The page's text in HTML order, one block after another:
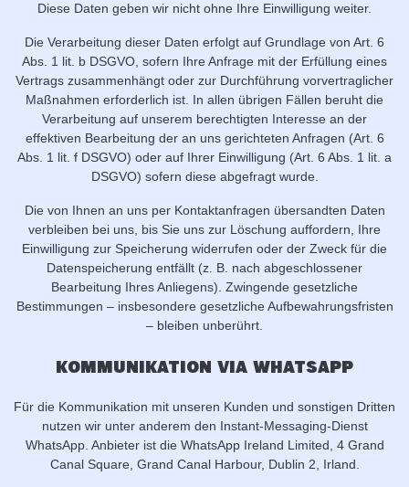
Diese Daten geben wir nicht ohne Ihre Einwilligung weiter.
Die Verarbeitung dieser Daten erfolgt auf Grundlage von Art. 6
Abs. 1 lit. b DSGVO, sofern Ihre Anfrage mit der Erfüllung eines
Vertrags zusammenhängt oder zur Durchführung vorvertraglicher
Maßnahmen erforderlich ist. In allen übrigen Fällen beruht die
Verarbeitung auf unserem berechtigten Interesse an der
effektiven Bearbeitung der an uns gerichteten Anfragen (Art. 6
Abs. 1 lit. f DSGVO) oder auf Ihrer Einwilligung (Art. 6 Abs. 1 lit. a
DSGVO) sofern diese abgefragt wurde.
Die von Ihnen an uns per Kontaktanfragen übersandten Daten
verbleiben bei uns, bis Sie uns zur Löschung auffordern, Ihre
Einwilligung zur Speicherung widerrufen oder der Zweck für die
Datenspeicherung entfällt (z. B. nach abgeschlossener
Bearbeitung Ihres Anliegens). Zwingende gesetzliche
Bestimmungen – insbesondere gesetzliche Aufbewahrungsfristen
– bleiben unberührt.
Kommunikation via WhatsApp
Für die Kommunikation mit unseren Kunden und sonstigen Dritten
nutzen wir unter anderem den Instant-Messaging-Dienst
WhatsApp. Anbieter ist die WhatsApp Ireland Limited, 4 Grand
Canal Square, Grand Canal Harbour, Dublin 2, Irland.